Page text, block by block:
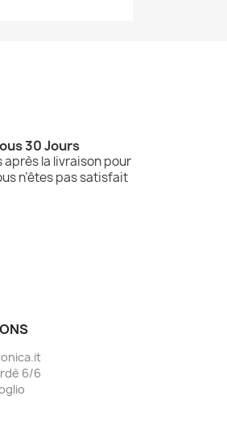
30 Jours
après la livraison pour
n’êtes pas satisfait
6/6